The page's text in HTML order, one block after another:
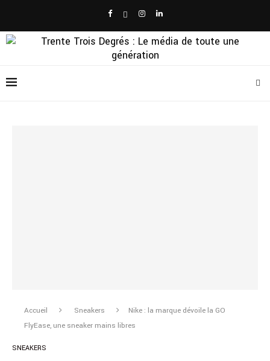
Accueil Sneakers
Nike : la marque dévoile la GO
FlyEase, une sneaker mains libres
SNEAKERS